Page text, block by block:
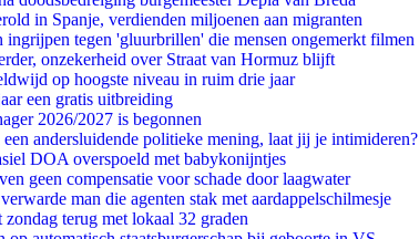
in Spanje, verdienden miljoenen aan migranten
tegen 'gluurbrillen' die mensen ongemerkt filmen
onzekerheid over Straat van Hormuz blijft
op hoogste niveau in ruim drie jaar
een gratis uitbreiding
2026/2027 is begonnen
een andersluidende politieke mening, laat jij je intimideren?
DOA overspoeld met babykonijntjes
geen compensatie voor schade door laagwater
man die agenten stak met aardappelschilmesje
terug met lokaal 32 graden